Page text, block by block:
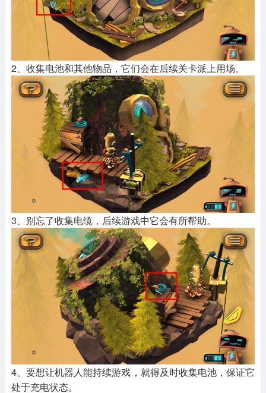
2、收集电池和其他物品，它们会在后续关卡派上用场。
3、别忘了收集电缆，后续游戏中它会有所帮助。
4、要想让机器人能持续游戏，就得及时收集电池，保证它
处于充电状态。